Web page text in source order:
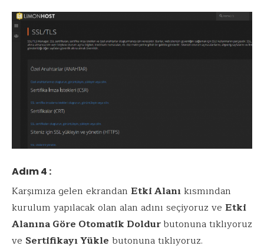
Adım 4 :
Karşımıza gelen ekrandan Etki Alanıkısmından
kurulum yapılacak olan alan adını seçiyoruz ve Etki
Alanına Göre Otomatik Doldurbutonuna tıklıyoruz
ve Sertifikayı Yükle butonuna tıklıyoruz.